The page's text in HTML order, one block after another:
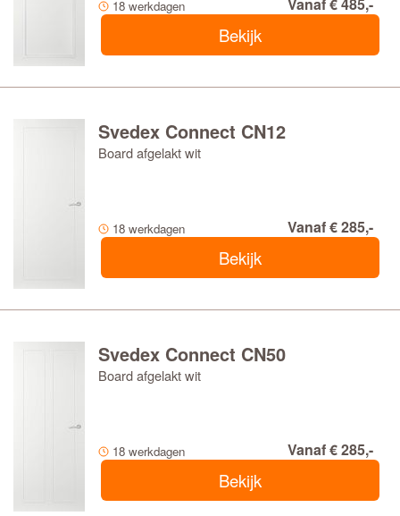
18 werkdagen
Bekijk
Svedex Connect CN12
Board afgelakt wit
18 werkdagen Vanaf € 285,-
Bekijk
Svedex Connect CN50
Board afgelakt wit
18 werkdagen Vanaf € 285,-
Bekijk